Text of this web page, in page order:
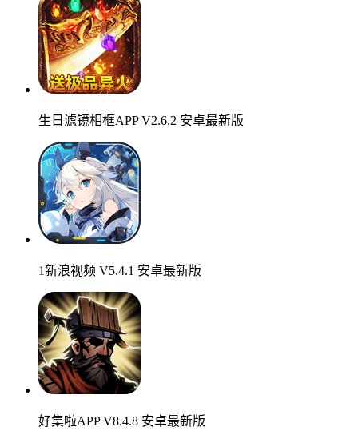
生日滤镜相框APP V2.6.2 安卓最新版
1新浪视频 V5.4.1 安卓最新版
好集啦APP V8.4.8 安卓最新版